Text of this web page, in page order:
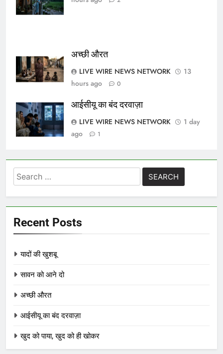
अच्छी औरत
LIVE WIRE NEWS NETWORK
13
hours ago
0
आईसीयू का बंद दरवाज़ा
LIVE WIRE NEWS NETWORK
1 day
ago
1
Search
for:
Recent Posts
यादों की खुशबू
सावन को आने दो
अच्छी औरत
आईसीयू का बंद दरवाज़ा
खुद को पाया, खुद को ही खोकर